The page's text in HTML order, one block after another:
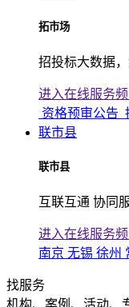
拓市场
招投标大数据
进入在线服务
资格预审公告
联市县
联市县
互联互通 协同
进入在线服务
南京 无锡 徐州
找服务